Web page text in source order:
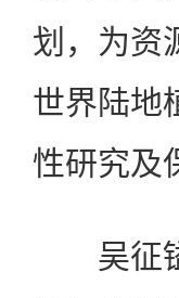
划，为资
世界陆地
性研究及
吴征镒